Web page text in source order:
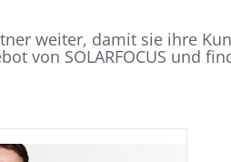
weiter, damit sie ihre
von SOLARFOCUS und